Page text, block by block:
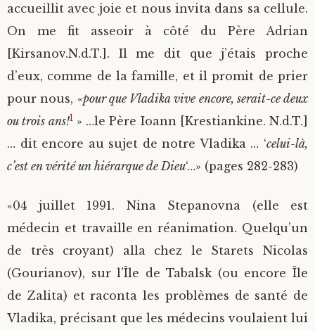
accueillit avec joie et nous invita dans sa cellule.
On me fit asseoir à côté du Père Adrian
[Kirsanov.N.d.T.]. Il me dit que j’étais proche
d’eux, comme de la famille, et il promit de prier
pour nous, «pour que Vladika vive encore, serait-ce deux
ou trois ans!1» …le Père Ioann [Krestiankine. N.d.T.]
… dit encore au sujet de notre Vladika … ‘celui-là,
c’est en vérité un hiérarque de Dieu‘…» (pages 282-283)
«04 juillet 1991. Nina Stepanovna (elle est
médecin et travaille en réanimation. Quelqu’un
de très croyant) alla chez le Starets Nicolas
(Gourianov), sur l’Île de Tabalsk (ou encore Île
de Zalita) et raconta les problèmes de santé de
Vladika, précisant que les médecins voulaient lui